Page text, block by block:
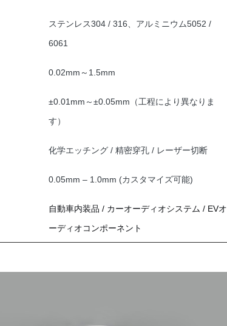
ステンレス304 / 316、アルミニウム5052 /
6061
0.02mm～1.5mm
±0.01mm～±0.05mm（工程により異なりま
す）
化学エッチング / 精密穿孔 / レーザー切断
0.05mm – 1.0mm (カスタマイズ可能)
自動車内装品 / カーオーディオシステム / EVオ
ーディオコンポーネント